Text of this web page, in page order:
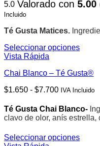
variantes.
Las
se
elegir
en
página
producto
5.0 Valorado con 5.00
Incluido
Té Gusta Matices.
Seleccionar opciones
Este
tiene
variantes.
opciones
se
elegir
Vista Rápida
Chai Blanco – Té Gusta®
$1.650 - $7.700Rango
precios:
desde
hasta
$7.700
IVA Incluido
Té Gusta Chai Blanco-
clavo de olor, anís estrella,
Seleccionar opciones